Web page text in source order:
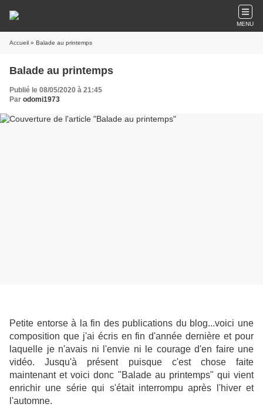
MENU
Accueil » Balade au printemps
Balade au printemps
Publié le 08/05/2020 à 21:45
Par odomi1973
Petite entorse à la fin des publications du blog...voici une
composition que j'ai écris en fin d'année dernière et pour
laquelle je n'avais ni l'envie ni le courage d'en faire une
vidéo. Jusqu'à présent puisque c'est chose faite
maintenant et voici donc "Balade au printemps" qui vient
enrichir une série qui s'était interrompu après l'hiver et
l'automne.